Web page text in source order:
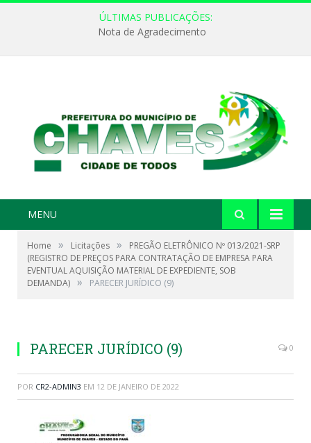
ÚLTIMAS PUBLICAÇÕES:
Nota de Agradecimento
MENU
Home » Licitações »
PREGÃO ELETRÔNICO Nº 013/2021-SRP
(REGISTRO DE PREÇOS PARA CONTRATAÇÃO DE EMPRESA PARA
EVENTUAL AQUISIÇÃO MATERIAL DE EXPEDIENTE, SOB
DEMANDA) » PARECER JURÍDICO (9)
PARECER JURÍDICO (9) 0
POR CR2-ADMIN3 EM 12 DE JANEIRO DE 2022